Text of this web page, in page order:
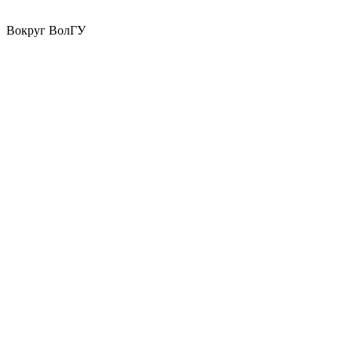
Вокруг ВолГУ